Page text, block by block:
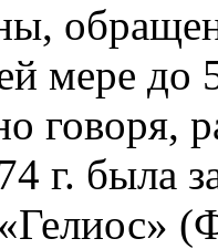
мере до
говоря,
г. была